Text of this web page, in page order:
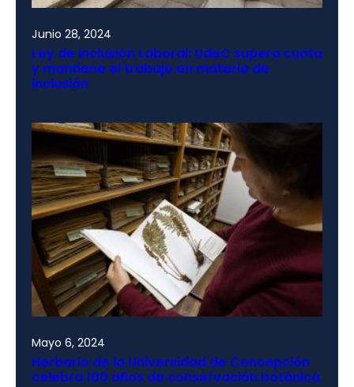
Junio 28, 2024
Ley de Inclusión Laboral: UdeC supera cuota
y mantiene el trabajo en materia de
inclusión
Mayo 6, 2024
Herbario de la Universidad de Concepción
celebra 100 años de conservación botánica